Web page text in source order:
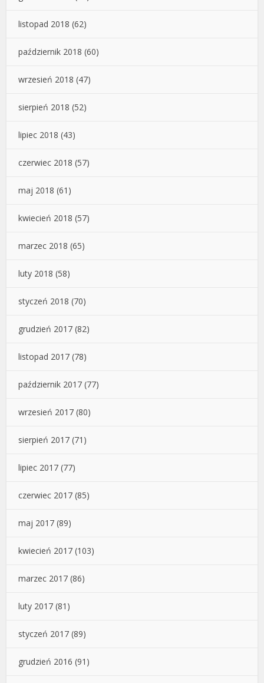
listopad 2018 (62)
październik 2018 (60)
wrzesień 2018 (47)
sierpień 2018 (52)
lipiec 2018 (43)
czerwiec 2018 (57)
maj 2018 (61)
kwiecień 2018 (57)
marzec 2018 (65)
luty 2018 (58)
styczeń 2018 (70)
grudzień 2017 (82)
listopad 2017 (78)
październik 2017 (77)
wrzesień 2017 (80)
sierpień 2017 (71)
lipiec 2017 (77)
czerwiec 2017 (85)
maj 2017 (89)
kwiecień 2017 (103)
marzec 2017 (86)
luty 2017 (81)
styczeń 2017 (89)
grudzień 2016 (91)